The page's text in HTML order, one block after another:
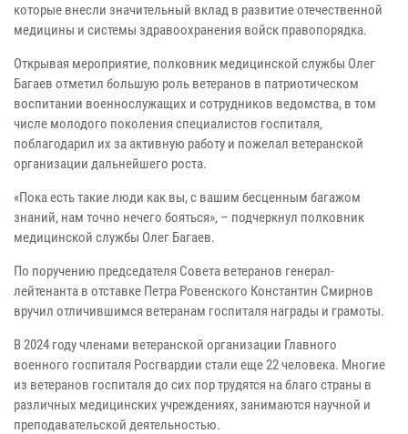
которые внесли значительный вклад в развитие отечественной
медицины и системы здравоохранения войск правопорядка.
Открывая мероприятие, полковник медицинской службы Олег
Багаев отметил большую роль ветеранов в патриотическом
воспитании военнослужащих и сотрудников ведомства, в том
числе молодого поколения специалистов госпиталя,
поблагодарил их за активную работу и пожелал ветеранской
организации дальнейшего роста.
«Пока есть такие люди как вы, с вашим бесценным багажом
знаний, нам точно нечего бояться», – подчеркнул полковник
медицинской службы Олег Багаев.
По поручению председателя Совета ветеранов генерал-
лейтенанта в отставке Петра Ровенского Константин Смирнов
вручил отличившимся ветеранам госпиталя награды и грамоты.
В 2024 году членами ветеранской организации Главного
военного госпиталя Росгвардии стали еще 22 человека. Многие
из ветеранов госпиталя до сих пор трудятся на благо страны в
различных медицинских учреждениях, занимаются научной и
преподавательской деятельностью.